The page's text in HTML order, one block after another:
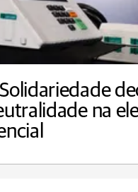
Solidariedade
na